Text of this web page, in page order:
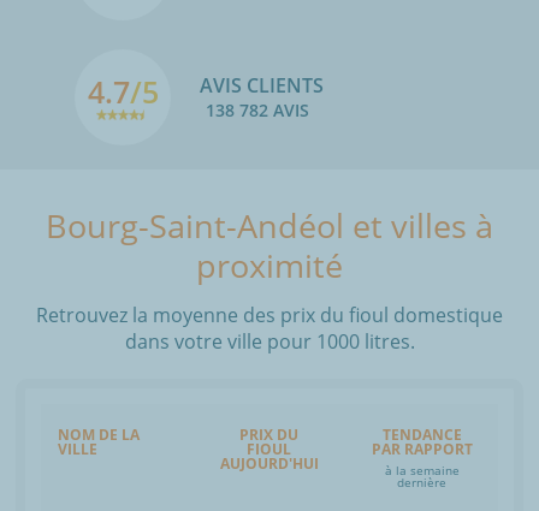
4.7/5 AVIS CLIENTS
138 782 AVIS
Bourg-Saint-Andéol et villes à
proximité
Retrouvez la moyenne des prix du fioul domestique
dans votre ville pour 1000 litres.
NOM DE LA
VILLE
PRIX DU
FIOUL
AUJOURD'HUI
TENDANCE
PAR RAPPORT
à la semaine
dernière